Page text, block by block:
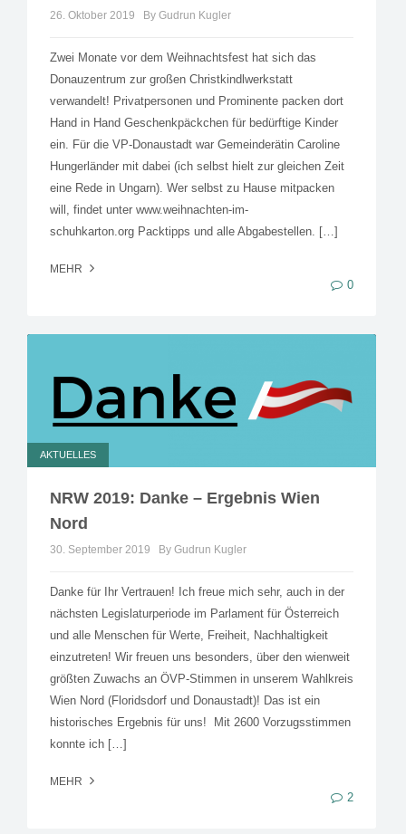
26. Oktober 2019 By Gudrun Kugler
Zwei Monate vor dem Weihnachtsfest hat sich das
Donauzentrum zur großen Christkindlwerkstatt
verwandelt! Privatpersonen und Prominente packen dort
Hand in Hand Geschenkpäckchen für bedürftige Kinder
ein. Für die VP-Donaustadt war Gemeinderätin Caroline
Hungerländer mit dabei (ich selbst hielt zur gleichen Zeit
eine Rede in Ungarn). Wer selbst zu Hause mitpacken
will, findet unter www.weihnachten-im-
schuhkarton.org Packtipps und alle Abgabestellen. […]
MEHR
0
AKTUELLES
NRW 2019: Danke – Ergebnis Wien
Nord
30. September 2019 By Gudrun Kugler
Danke für Ihr Vertrauen! Ich freue mich sehr, auch in der
nächsten Legislaturperiode im Parlament für Österreich
und alle Menschen für Werte, Freiheit, Nachhaltigkeit
einzutreten! Wir freuen uns besonders, über den wienweit
größten Zuwachs an ÖVP-Stimmen in unserem Wahlkreis
Wien Nord (Floridsdorf und Donaustadt)! Das ist ein
historisches Ergebnis für uns! Mit 2600 Vorzugsstimmen
konnte ich […]
MEHR
2